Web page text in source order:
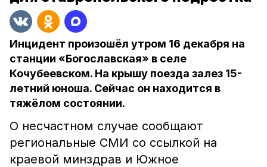
Инцидент произошёл утром 16 декабря на
станции «Богославская» в селе
Кочубеевском. На крышу поезда залез 15-
летний юноша. Сейчас он находится в
тяжёлом состоянии.
О несчастном случае сообщают
региональные СМИ со ссылкой на
краевой минздрав и Южное